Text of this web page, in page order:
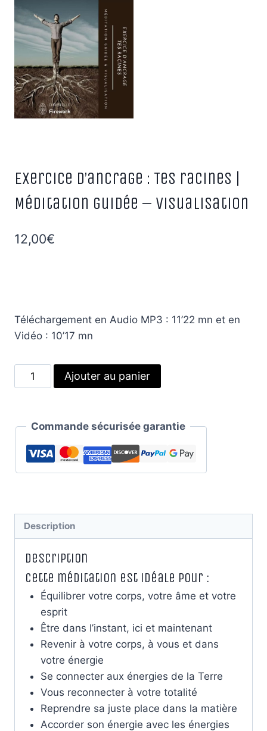
Exercice d’ancrage : Tes racines |
Méditation guidée – Visualisation
12,00€
Téléchargement en Audio MP3 : 11’22 mn et en
Vidéo : 10’17 mn
quantité
de
d’ancrage
Tes
guidée
Ajouter au panier
Commande sécurisée garantie
Description
Description
Cette méditation est idéale pour :
Équilibrer votre corps, votre âme et votre
esprit
Être dans l’instant, ici et maintenant
Revenir à votre corps, à vous et dans
votre énergie
Se connecter aux énergies de la Terre
Vous reconnecter à votre totalité
Reprendre sa juste place dans la matière
Accorder son énergie avec les énergies